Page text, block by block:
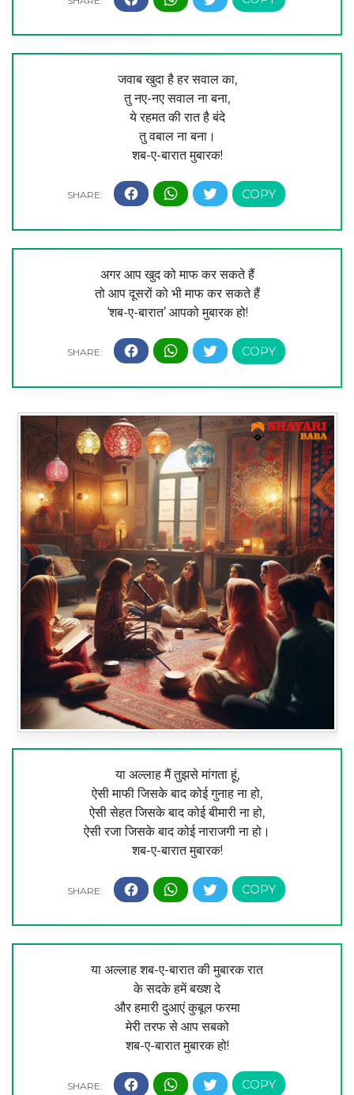
जवाब खुदा है हर सवाल का,
तु नए-नए सवाल ना बना,
ये रहमत की रात है बंदे
तु वबाल ना बना।
शब-ए-बारात मुबारक!
अगर आप खुद को माफ कर सकते हैं
तो आप दूसरों को भी माफ कर सकते हैं
‘शब-ए-बारात’ आपको मुबारक हो!
या अल्लाह मैं तुझसे मांगता हूं,
ऐसी माफी जिसके बाद कोई गुनाह ना हो,
ऐसी सेहत जिसके बाद कोई बीमारी ना हो,
ऐसी रजा जिसके बाद कोई नाराजगी ना हो।
शब-ए-बारात मुबारक!
या अल्लाह शब-ए-बारात की मुबारक रात
के सदके हमें बख्‍श दे
और हमारी दुआएं कुबूल फरमा
मेरी तरफ से आप सबको
शब-ए-बारात मुबारक हो!